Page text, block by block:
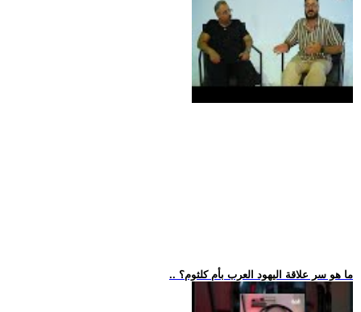
.. ما هو سر علاقة اليهود العرب بأم كلثوم؟